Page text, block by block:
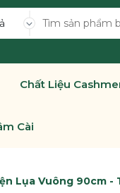
Chất Liệu
Cài
Lụa Vuông 90cm -